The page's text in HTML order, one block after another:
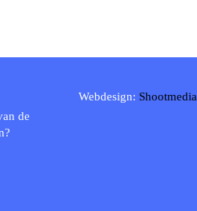
de
Webdesign: Shootmedia